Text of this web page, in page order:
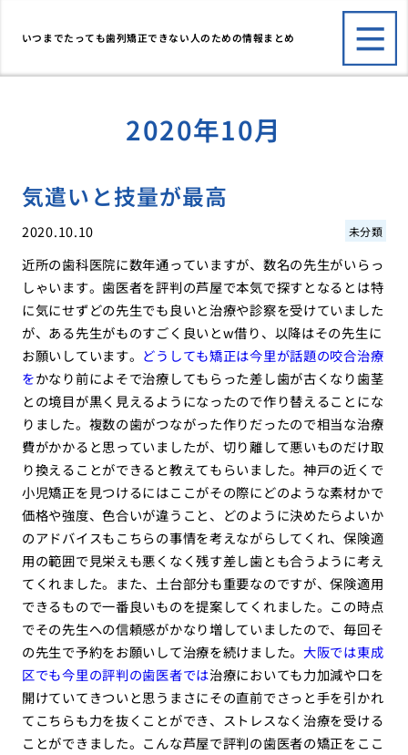
いつまでたっても歯列矯正できない人のための情報まとめ
2020年10月
気遣いと技量が最高
2020.10.10 未分類
近所の歯科医院に数年通っていますが、数名の先生がいらっ
しゃいます。歯医者を評判の芦屋で本気で探すとなるとは特
に気にせずどの先生でも良いと治療や診察を受けていました
が、ある先生がものすごく良いとw借り、以降はその先生に
お願いしています。 どうしても矯正は今里が話題の咬合治療
をかなり前によそで治療してもらった差し歯が古くなり歯茎
との境目が黒く見えるようになったので作り替えることにな
りました。複数の歯がつながった作りだったので相当な治療
費がかかると思っていましたが、切り離して悪いものだけ取
り換えることができると教えてもらいました。神戸の近くで
小児矯正を見つけるにはここがその際にどのような素材かで
価格や強度、色合いが違うこと、どのように決めたらよいか
のアドバイスもこちらの事情を考えながらしてくれ、保険適
用の範囲で見栄えも悪くなく残す差し歯とも合うように考え
てくれました。また、土台部分も重要なのですが、保険適用
できるもので一番良いものを提案してくれました。この時点
でその先生への信頼感がかなり増していましたので、毎回そ
の先生で予約をお願いして治療を続けました。 大阪では東成
区でも今里の評判の歯医者では治療においても力加減や口を
開けていてきついと思うまさにその直前でさっと手を引かれ
てこちらも力を抜くことができ、ストレスなく治療を受ける
ことができました。こんな芦屋で評判の歯医者の矯正をここ